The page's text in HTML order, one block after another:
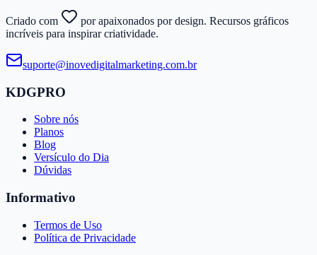
Criado com
por apaixonados por design. Recursos gráficos
incríveis para inspirar criatividade.
suporte@​inovedigitalmarketing.​com.​br
KDGPRO
Sobre nós
Planos
Blog
Versículo do Dia
Dúvidas
Informativo
Termos de Uso
Política de Privacidade